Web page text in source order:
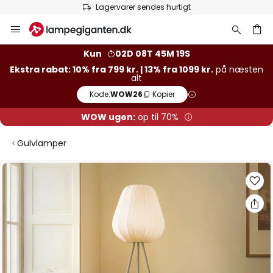
Lagervarer sendes hurtigt
to
Kun
02D 08T 45M 19S
Ekstra rabat: 10% fra 799 kr. | 13% fra 1099 kr. på næsten
alt
Kode:WOW26 Kopier
WOW ugen:op til 70%
Gulvlamper
Gå